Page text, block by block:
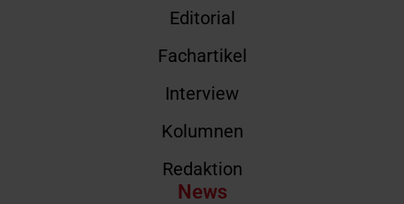
Editorial
Fachartikel
Interview
Kolumnen
Redaktion
News